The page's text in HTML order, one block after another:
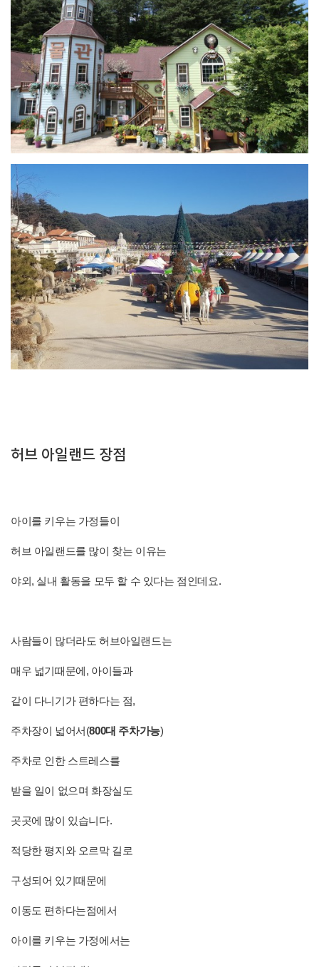
허브 아일랜드 장점
아이를 키우는 가정들이
허브 아일랜드를 많이 찾는 이유는
야외, 실내 활동을 모두 할 수 있다는 점인데요.
사람들이 많더라도 허브아일랜드는
매우 넓기때문에, 아이들과
같이 다니기가 편하다는 점,
주차장이 넓어서(800대 주차가능)
주차로 인한 스트레스를
받을 일이 없으며 화장실도
곳곳에 많이 있습니다.
적당한 평지와 오르막 길로
구성되어 있기때문에
이동도 편하다는점에서
아이를 키우는 가정에서는